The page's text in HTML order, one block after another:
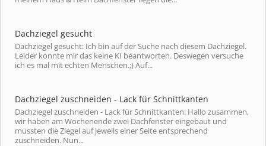
Dachziegel gesucht
Dachziegel gesucht: Ich bin auf der Suche nach diesem Dachziegel.
Leider konnte mir das keine KI beantworten. Deswegen versuche
ich es mal mit echten Menschen.;) Auf...
Dachziegel zuschneiden - Lack für Schnittkanten
Dachziegel zuschneiden - Lack für Schnittkanten: Hallo zusammen,
wir haben am Wochenende zwei Dachfenster eingebaut und
mussten die Ziegel auf jeweils einer Seite entsprechend
zuschneiden. Nun...